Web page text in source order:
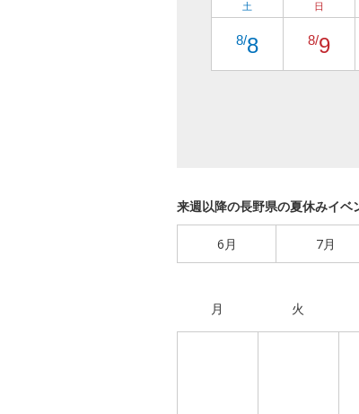
土
8/8
日
8/9
来週以降の長野県の夏休みイベ
6月 7月
月 火